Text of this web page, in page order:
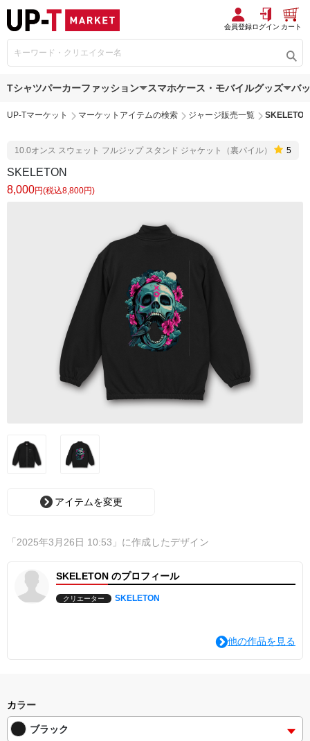
会員登録ログイン カート
Tシャツパーカーファッション スマホケース・モバイルグッズ バ
UP-Tマーケット マーケットアイテムの検索 ジャージ販売一覧 SKELETON
10.0オンス スウェット フルジップ スタンド ジャケット（裏パイル） 5
SKELETON
8,000円(税込8,800円)
アイテムを変更
「2025年3月26日 10:53」に作成したデザイン
SKELETON のプロフィール
クリエーター SKELETON
他の作品を見る
カラー
ブラック